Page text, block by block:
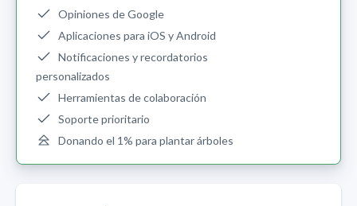
Opiniones de Google
Aplicaciones para iOS y Android
Notificaciones y recordatorios
personalizados
Herramientas de colaboración
Soporte prioritario
Donando el 1% para plantar árboles